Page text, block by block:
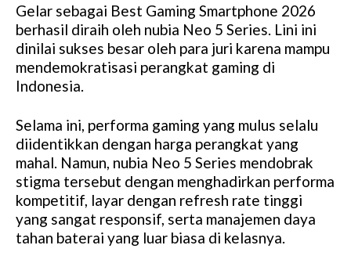
Gelar sebagai Best Gaming Smartphone 2026
berhasil diraih oleh nubia Neo 5 Series. Lini ini
dinilai sukses besar oleh para juri karena mampu
mendemokratisasi perangkat gaming di
Indonesia.
Selama ini, performa gaming yang mulus selalu
diidentikkan dengan harga perangkat yang
mahal. Namun, nubia Neo 5 Series mendobrak
stigma tersebut dengan menghadirkan performa
kompetitif, layar dengan refresh rate tinggi
yang sangat responsif, serta manajemen daya
tahan baterai yang luar biasa di kelasnya.